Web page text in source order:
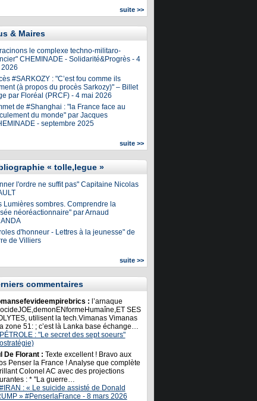
suite >>
& Maires
le complexe techno-militaro-
CHEMINADE - Solidarité&Progrès - 4
#SARKOZY : "C’est fou comme ils
(à propos du procès Sarkozy)" – Billet
par Floréal (PRCF) - 4 mai 2026
de #Shanghai : "la France face au
du monde" par Jacques
- septembre 2025
suite >>
« tolle,legue »
l'ordre ne suffit pas" Capitaine Nicolas
Lumières sombres. Comprendre la
néoréactionnaire" par Arnaud
d'honneur - Lettres à la jeunesse" de
de Villiers
suite >>
commentaires
: l’arnaque
SES
utilisent la tech.Vimanas Vimanas
zone 51: ; c’est là Lanka base échange…
PÉTROLE : "Le secret des sept soeurs"
De Florant : Texte excellent ! Bravo aux
Penser la France ! Analyse que complète
Colonel AC avec des projections
: * "La guerre…
#IRAN : « Le suicide assisté de Donald
» #PenserlaFrance - 8 mars 2026